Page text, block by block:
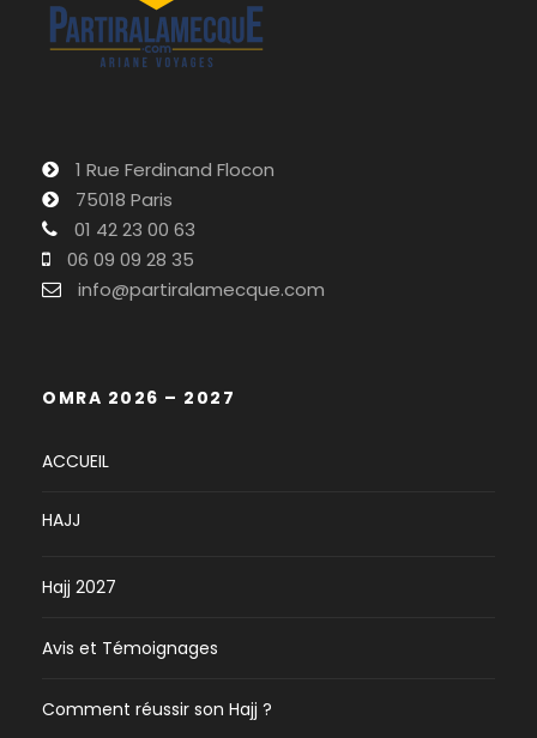
1 Rue Ferdinand Flocon
75018 Paris
01 42 23 00 63
06 09 09 28 35
info@partiralamecque.com
OMRA 2026 – 2027
ACCUEIL
HAJJ
Hajj 2027
Avis et Témoignages
Comment réussir son Hajj ?